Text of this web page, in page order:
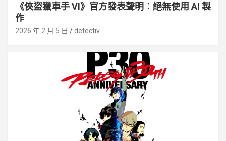
《俠盜獵車手 VI》官方發表聲明︰絕無使用 AI 製
作
2026 年 2 月 5 日 detectiv